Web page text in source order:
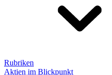
Rubriken
Aktien im Blickpunkt